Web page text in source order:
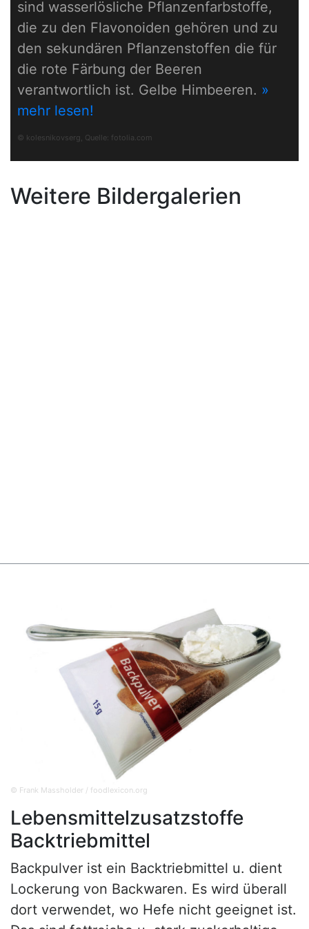
sind wasserlösliche Pflanzenfarbstoffe,
die zu den Flavonoiden gehören und zu
den sekundären Pflanzenstoffen die für
die rote Färbung der Beeren
verantwortlich ist. Gelbe Himbeeren. »
mehr lesen!
© kolesnikovserg, Quelle: fotolia.com
Weitere Bildergalerien
© Frank Massholder / foodlexicon.org
Lebensmittelzusatzstoffe
Backtriebmittel
Backpulver ist ein Backtriebmittel u. dient
Lockerung von Backwaren. Es wird überall
dort verwendet, wo Hefe nicht geeignet ist.